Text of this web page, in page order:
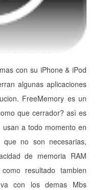
con su iPhone & iPod
algunas aplicaciones
FreeMemory es un
que cerrador? asì es
a todo momento en
no son necesarias,
de memoria RAM
resultado tambien
con los demas Mbs